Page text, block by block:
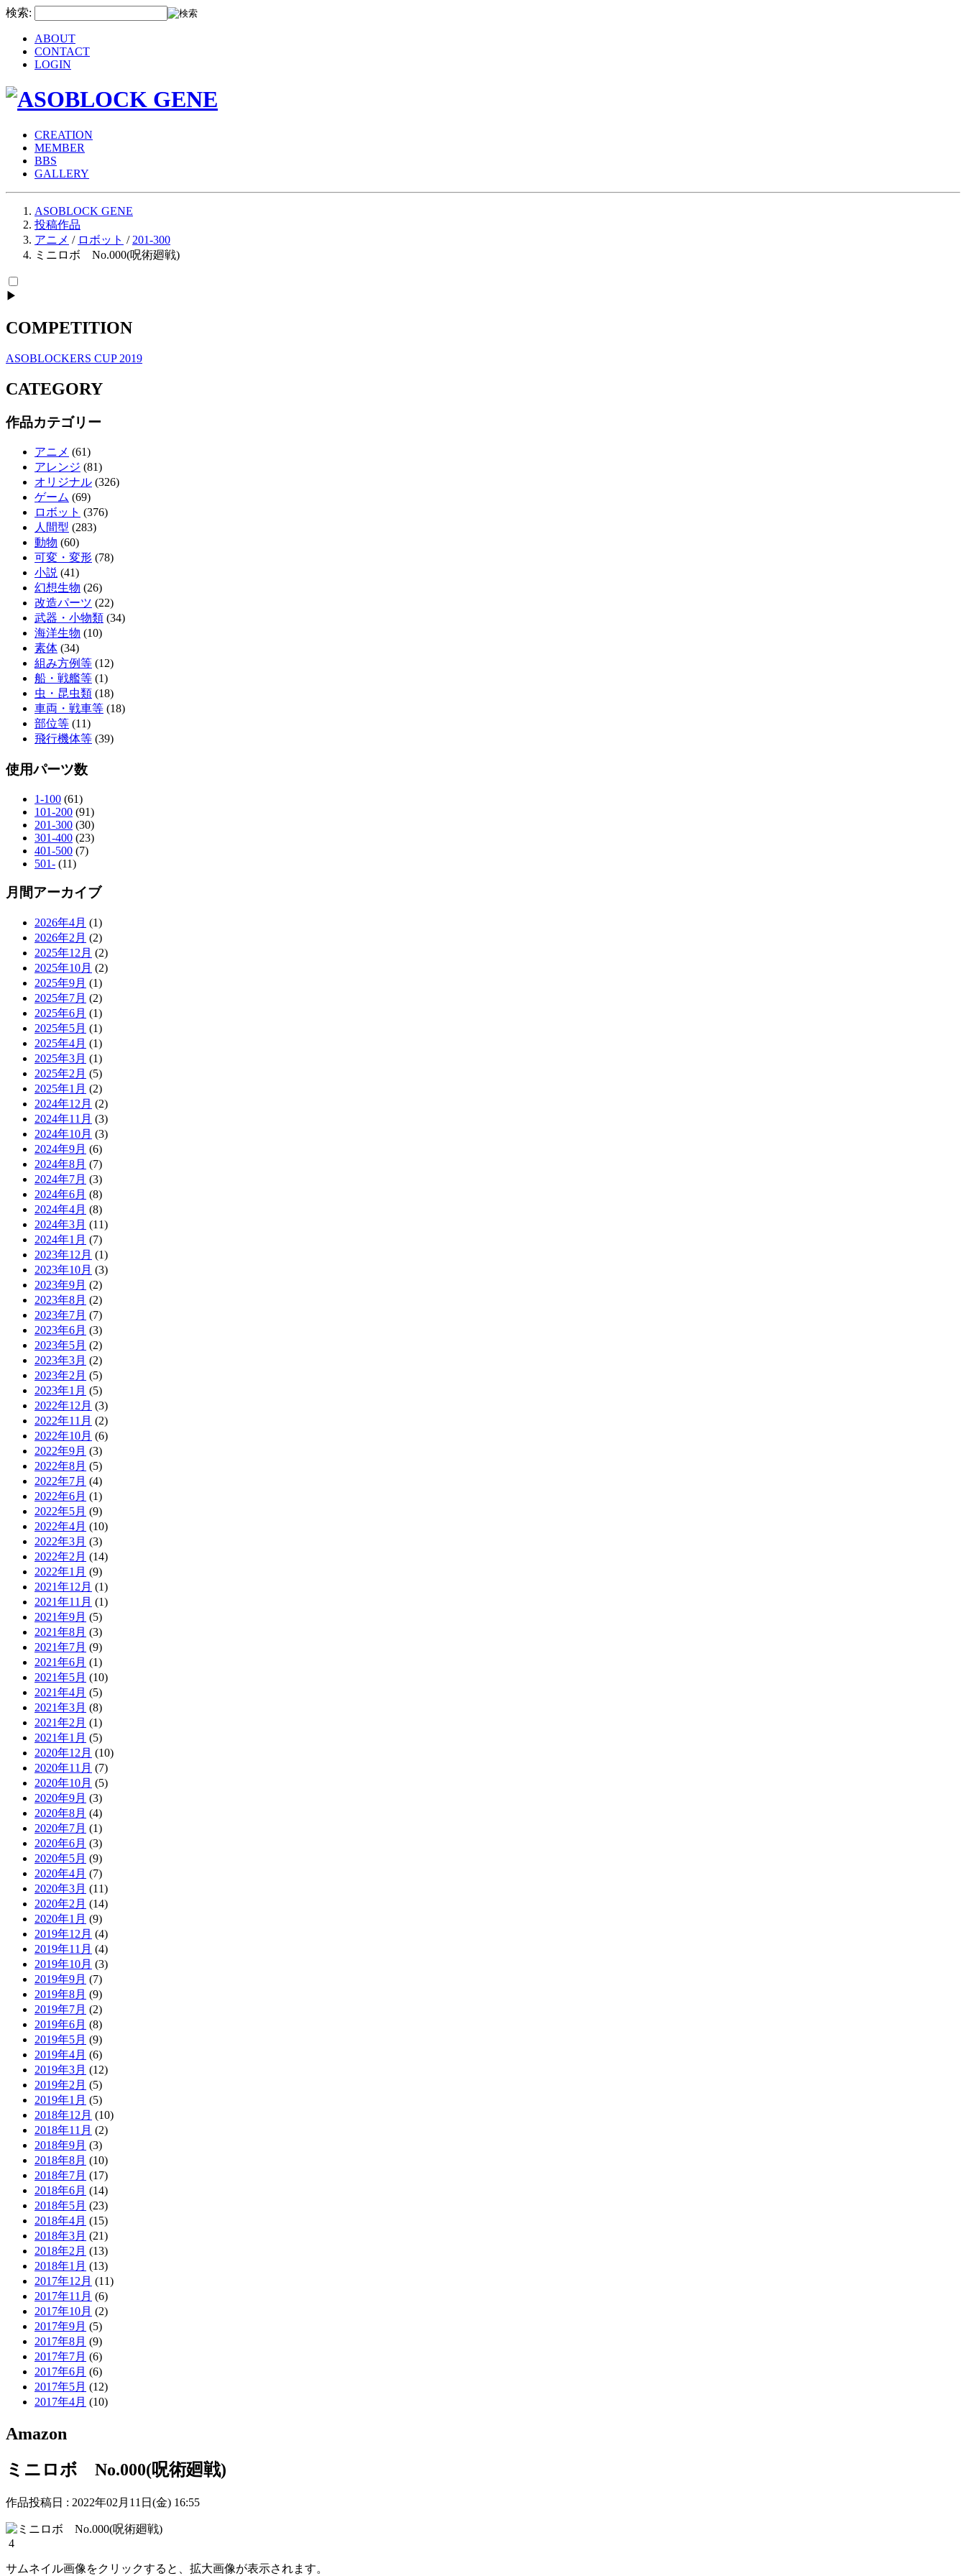
検索:
ABOUT
CONTACT
LOGIN
CREATION
MEMBER
BBS
GALLERY
ASOBLOCK GENE
投稿作品
アニメ / ロボット / 201-300
ミニロボ No.000(呪術廻戦)
▶
COMPETITION
ASOBLOCKERS CUP 2019
CATEGORY
作品カテゴリー
アニメ (61)
アレンジ (81)
オリジナル (326)
ゲーム (69)
ロボット (376)
人間型 (283)
動物 (60)
可変・変形 (78)
小説 (41)
幻想生物 (26)
改造パーツ (22)
武器・小物類 (34)
海洋生物 (10)
素体 (34)
組み方例等 (12)
船・戦艦等 (1)
虫・昆虫類 (18)
車両・戦車等 (18)
部位等 (11)
飛行機体等 (39)
使用パーツ数
1-100 (61)
101-200 (91)
201-300 (30)
301-400 (23)
401-500 (7)
501- (11)
月間アーカイブ
2026年4月 (1)
2026年2月 (2)
2025年12月 (2)
2025年10月 (2)
2025年9月 (1)
2025年7月 (2)
2025年6月 (1)
2025年5月 (1)
2025年4月 (1)
2025年3月 (1)
2025年2月 (5)
2025年1月 (2)
2024年12月 (2)
2024年11月 (3)
2024年10月 (3)
2024年9月 (6)
2024年8月 (7)
2024年7月 (3)
2024年6月 (8)
2024年4月 (8)
2024年3月 (11)
2024年1月 (7)
2023年12月 (1)
2023年10月 (3)
2023年9月 (2)
2023年8月 (2)
2023年7月 (7)
2023年6月 (3)
2023年5月 (2)
2023年3月 (2)
2023年2月 (5)
2023年1月 (5)
2022年12月 (3)
2022年11月 (2)
2022年10月 (6)
2022年9月 (3)
2022年8月 (5)
2022年7月 (4)
2022年6月 (1)
2022年5月 (9)
2022年4月 (10)
2022年3月 (3)
2022年2月 (14)
2022年1月 (9)
2021年12月 (1)
2021年11月 (1)
2021年9月 (5)
2021年8月 (3)
2021年7月 (9)
2021年6月 (1)
2021年5月 (10)
2021年4月 (5)
2021年3月 (8)
2021年2月 (1)
2021年1月 (5)
2020年12月 (10)
2020年11月 (7)
2020年10月 (5)
2020年9月 (3)
2020年8月 (4)
2020年7月 (1)
2020年6月 (3)
2020年5月 (9)
2020年4月 (7)
2020年3月 (11)
2020年2月 (14)
2020年1月 (9)
2019年12月 (4)
2019年11月 (4)
2019年10月 (3)
2019年9月 (7)
2019年8月 (9)
2019年7月 (2)
2019年6月 (8)
2019年5月 (9)
2019年4月 (6)
2019年3月 (12)
2019年2月 (5)
2019年1月 (5)
2018年12月 (10)
2018年11月 (2)
2018年9月 (3)
2018年8月 (10)
2018年7月 (17)
2018年6月 (14)
2018年5月 (23)
2018年4月 (15)
2018年3月 (21)
2018年2月 (13)
2018年1月 (13)
2017年12月 (11)
2017年11月 (6)
2017年10月 (2)
2017年9月 (5)
2017年8月 (9)
2017年7月 (6)
2017年6月 (6)
2017年5月 (12)
2017年4月 (10)
Amazon
ミニロボ No.000(呪術廻戦)
作品投稿日 : 2022年02月11日(金) 16:55
4
サムネイル画像をクリックすると、拡大画像が表示されます。